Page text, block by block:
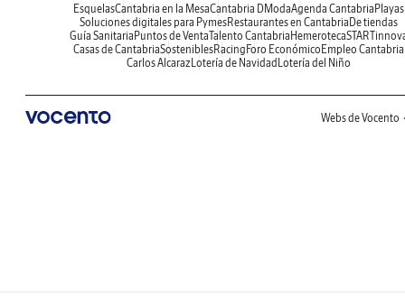
EsquelasCantabria en la MesaCantabria DModaAgenda CantabriaPlayas
Soluciones digitales para PymesRestaurantes en CantabriaDe tiendas
Guía SanitariaPuntos de VentaTalento CantabriaHemeroteca
Casas de CantabriaSosteniblesRacingForo EconómicoEmpleo Cantabria
Carlos AlcarazLotería de NavidadLotería del Niño
Webs de Vocento